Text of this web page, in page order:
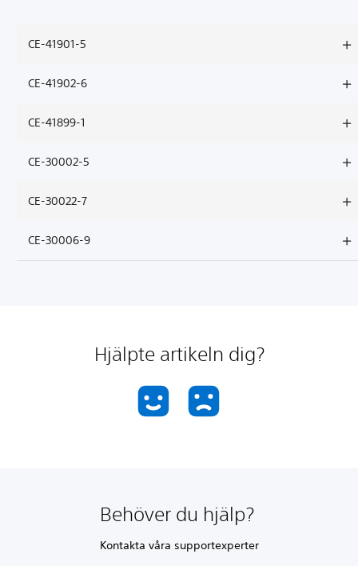
CE-41901-5
CE-41902-6
CE-41899-1
CE-30002-5
CE-30022-7
CE-30006-9
Hjälpte artikeln dig?
Behöver du hjälp?
Kontakta våra supportexperter